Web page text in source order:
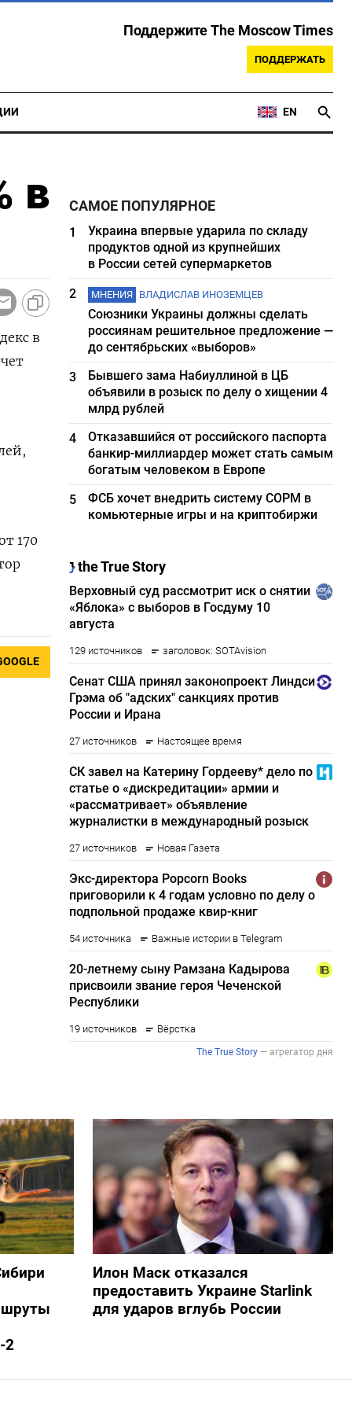
Поддержите The Moscow Times
ПОДДЕРЖАТЬ
EN
в
в
170
САМОЕ ПОПУЛЯРНОЕ
1
Украина впервые ударила по складу
продуктов одной из крупнейших
в России сетей супермаркетов
2
МНЕНИЯ ВЛАДИСЛАВ ИНОЗЕМЦЕВ
Союзники Украины должны сделать
россиянам решительное предложение —
до сентябрьских «выборов»
3
Бывшего зама Набиуллиной в ЦБ
объявили в розыск по делу о хищении 4
млрд рублей
4
Отказавшийся от российского паспорта
банкир-миллиардер может стать самым
богатым человеком в Европе
5
ФСБ хочет внедрить систему СОРМ в
комьютерные игры и на криптобиржи
2
Илон Маск отказался
предоставить Украине Starlink
для ударов вглубь России